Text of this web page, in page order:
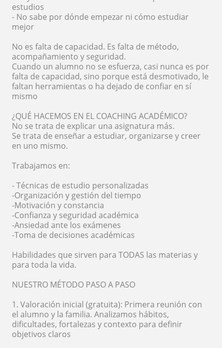
estudios
- No sabe por dónde empezar ni cómo estudiar
mejor
No es falta de capacidad. Es falta de método,
acompañamiento y seguridad.
Cuando un alumno no se esfuerza, casi nunca es por
falta de capacidad, sino porque está desmotivado, le
faltan herramientas o ha dejado de confiar en sí
mismo
¿QUÉ HACEMOS EN EL COACHING ACADÉMICO?
No se trata de explicar una asignatura más.
Se trata de enseñar a estudiar, organizarse y creer
en uno mismo.
Trabajamos en:
- Técnicas de estudio personalizadas
-Organización y gestión del tiempo
-Motivación y constancia
-Confianza y seguridad académica
-Ansiedad ante los exámenes
-Toma de decisiones académicas
Habilidades que sirven para TODAS las materias y
para toda la vida.
NUESTRO MÉTODO PASO A PASO
1. Valoración inicial (gratuita): Primera reunión con
el alumno y la familia. Analizamos hábitos,
dificultades, fortalezas y contexto para definir
objetivos claros